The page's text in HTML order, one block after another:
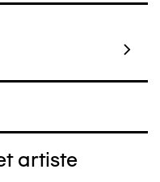
artiste